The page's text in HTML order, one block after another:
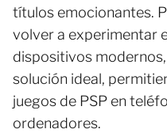
títulos emocionantes.
volver a experimentar
dispositivos
solución ideal,
juegos de PSP en
ordenadores.